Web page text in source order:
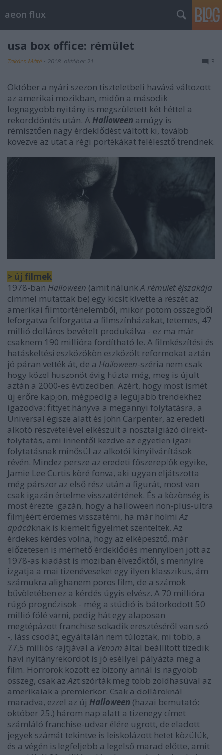
aeon flux
usa box office: rémület
Takács Máté • 2018. október 21. 3
Október a nyári szezon tiszteletbeli havává változott
az amerikai mozikban, midőn a második
legnagyobb nyitány is megszületett két héttel a
rekorddöntés után. AHalloween amúgy is
rémisztően nagy érdeklődést váltott ki, tovább
kövezve az utat a régi portékákat felélesztő trendnek.
> új filmek
1978-ban Halloween (amit nálunkA rémület éjszakája
címmel mutattak be) egy kicsit kivette a részét az
amerikai filmtörténelemből, mikor potom összegből
leforgatva felforgatta a filmszínházakat, tetemes, 47
millió dolláros bevételt produkálva - ez ma már
csaknem 190 millióra fordítható le. A filmkészítési és
hatáskeltési eszközökön eszközölt reformokat aztán
jó páran vették át, de a Halloween-széria nem csak
hogy közel huszonöt évig húzta még, meg is újult
aztán a 2000-es évtizedben. Azért, hogy most ismét
új erőre kapjon, mégpedig a legújabb trendekhez
igazodva: fittyet hányva a megannyi folytatásra, a
Universal égisze alatt és John Carpenter, az eredeti
alkotó részvételével elkészült a nosztalgiázó direkt-
folytatás, ami innentől kezdve az egyetlen igazi
folytatásnak minősül az alkotói kinyilvánítások
révén. Mindez persze az eredeti főszereplők egyike,
Jamie Lee Curtis köré fonva, aki ugyan eljátszotta
még párszor az első rész után a figurát, most van
csak igazán értelme visszatértének. És a közönség is
most érezte igazán, hogy a halloween non-plus-ultra
filmjéért érdemes visszatérni, ha már holmiAz
apácáknak is kiemelt figyelmet szenteltek. Az
érdekes kérdés volna, hogy az elképesztő, már
előzetesen is mérhető érdeklődés mennyiben jött az
1978-as kiadást is moziban élvezőktől, s mennyire
izgatja a mai tizenéveseket egy ilyen klasszikus, ám
számukra alighanem poros film, de a számok
bűvöletében ez a kérdés úgyis elvész. A 70 millióra
rúgó prognózisok - még a stúdió is bátorkodott 50
millió fölé várni, pedig hát egy alaposan
megtépázott franchise sokadik eresztéséről van szó
-, láss csodát, egyáltalán nem túloztak, mi több, a
77,5 milliós rajtjával a Venom által beállított tizedik
havi nyitányrekordot is jó eséllyel pályázta meg a
film. Horrorok között ez bizony annál is nagyobb
összeg, csak azAzt szórták meg több zöldhasúval az
amerikaiak a premierkor. Csak a dollároknál
maradva, ezzel az új Halloween (hazai bemutató:
október 25.) három nap alatt a tizenegy címet
számláló franchise-udvar élére ugrott, de eladott
jegyek számát tekintve is leiskolázott hetet közülük,
és a végén is legfeljebb a legelső marad előtte, amit